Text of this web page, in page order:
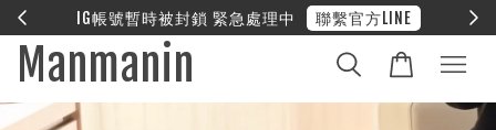
❤︎ 全館滿兩萬享免運
Manmanin